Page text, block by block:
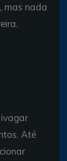
mas nada
Até